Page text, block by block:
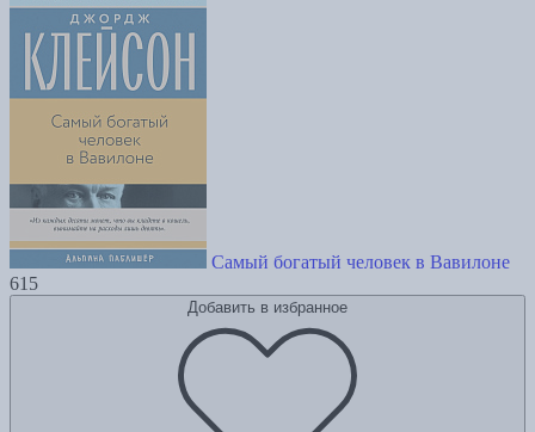
Самый богатый человек в Вавилоне
615
Добавить в избранное